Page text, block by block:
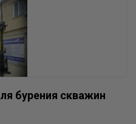
бурения скважин